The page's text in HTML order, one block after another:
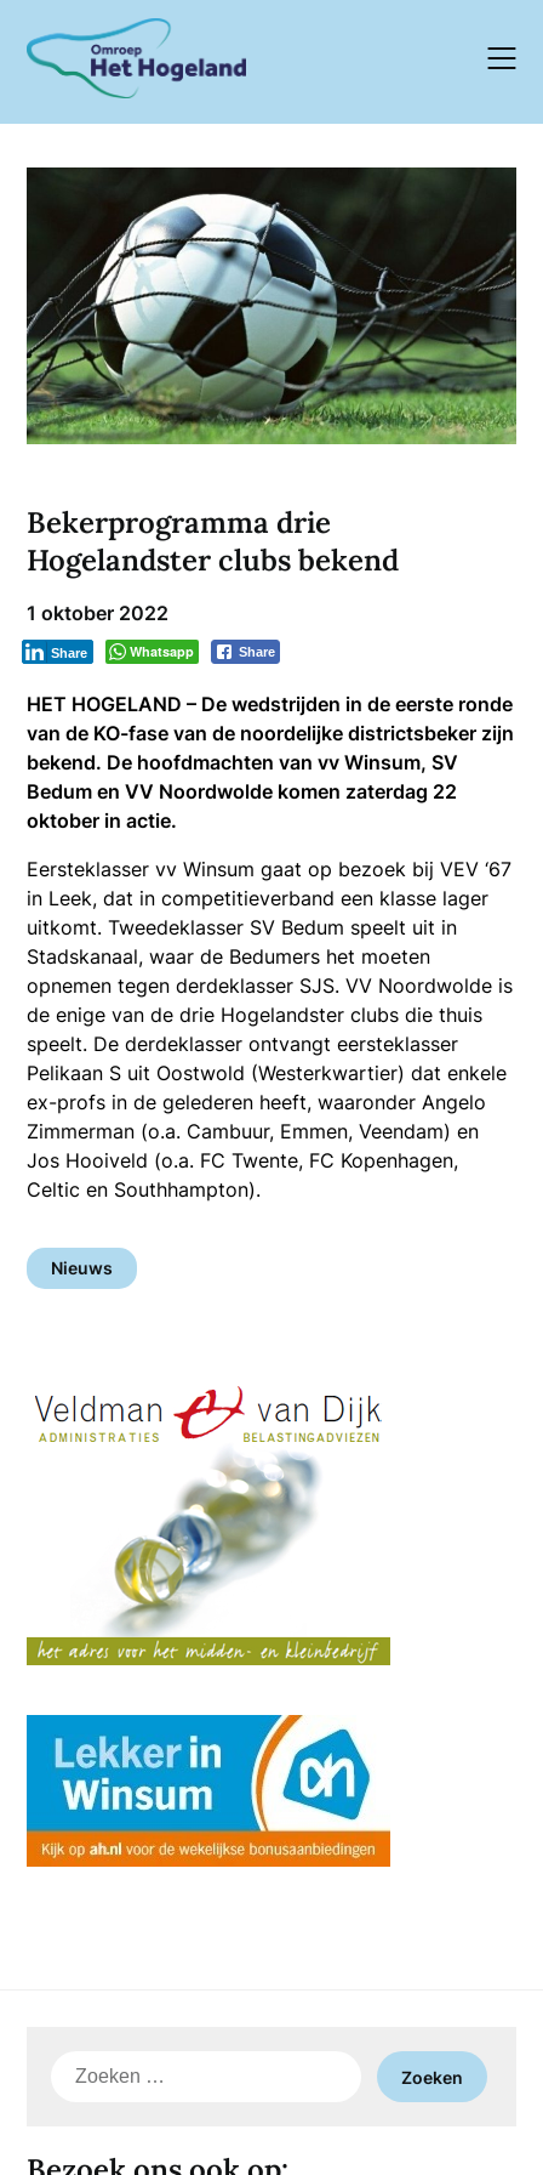
content
Bekerprogramma drie
Hogelandster clubs bekend
1 oktober 2022
Whatsapp Share
Share
HET HOGELAND – De wedstrijden in de eerste ronde
van de KO-fase van de noordelijke districtsbeker zijn
bekend. De hoofdmachten van vv Winsum, SV
Bedum en VV Noordwolde komen zaterdag 22
oktober in actie.
Eersteklasser vv Winsum gaat op bezoek bij VEV ‘67
in Leek, dat in competitieverband een klasse lager
uitkomt. Tweedeklasser SV Bedum speelt uit in
Stadskanaal, waar de Bedumers het moeten
opnemen tegen derdeklasser SJS. VV Noordwolde is
de enige van de drie Hogelandster clubs die thuis
speelt. De derdeklasser ontvangt eersteklasser
Pelikaan S uit Oostwold (Westerkwartier) dat enkele
ex-profs in de gelederen heeft, waaronder Angelo
Zimmerman (o.a. Cambuur, Emmen, Veendam) en
Jos Hooiveld (o.a. FC Twente, FC Kopenhagen,
Celtic en Southhampton).
Nieuws
Zoeken